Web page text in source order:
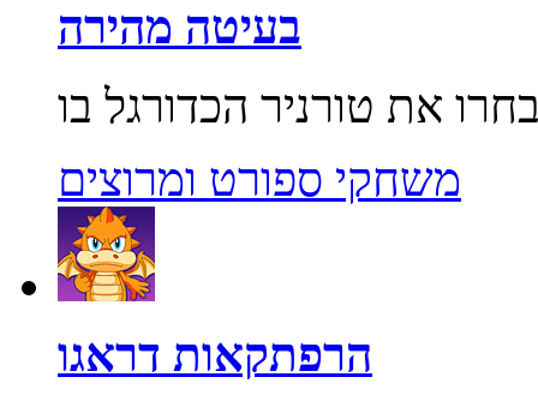
בעיטה מהירה
משחקי ספורט ומרוצים
הרפתקאות דראגו